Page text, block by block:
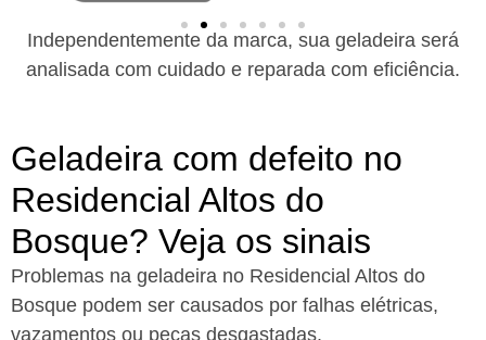
Independentemente da marca, sua geladeira será
analisada com cuidado e reparada com eficiência.
Geladeira com defeito no
Residencial Altos do
Bosque? Veja os sinais
Problemas na geladeira no Residencial Altos do
Bosque podem ser causados por falhas elétricas,
vazamentos ou peças desgastadas.